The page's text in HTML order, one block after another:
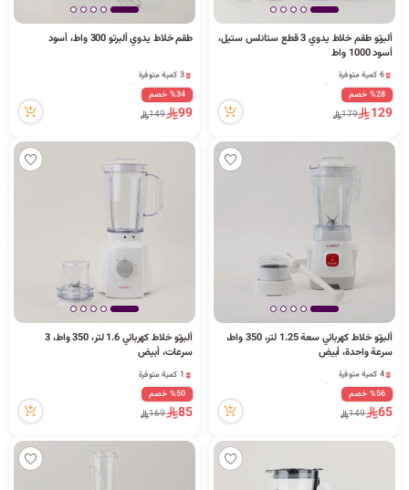
ا
ألبرتو طقم خلاط يدوي 3 قطع ستانلس ستيل،
أسود 1000 واط
6 كمية متوفرة
26 مشاهدة مؤخراً
6 كمية متوفرة
26 مشاهدة مؤخراً%28 خصم
129
179
طقم خلاط يدوي ألبرتو 300 واط، أسود
3 كمية متوفرة
3 كمية متوفرة
8 مشاهدة مؤخراً%34 خصم
99
149
ألبرتو خلاط كهربائي سعة 1.25 لتر، 350 واط،
سرعة واحدة، أبيض
4 كمية متوفرة
10 مشاهدة مؤخراً
4 كمية متوفرة
10 مشاهدة مؤخراً%56 خصم
65
149
ألبرتو خلاط كهربائي 1.6 لتر، 350 واط، 3
سرعات، أبيض
1 كمية متوفرة
4 مشاهدة مؤخراً
1 كمية متوفرة
4 مشاهدة مؤخراً%50 خصم
85
169